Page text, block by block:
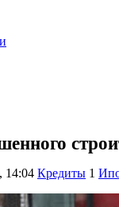
14:04 Кредиты 1